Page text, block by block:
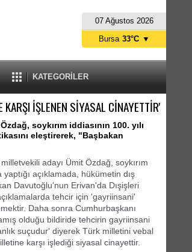
07 Ağustos 2026
KATEGORİLER
Bursa 33°C ▼
İŞLENEN SİYASAL CİNAYETTİR'
soykırım iddiasının 100. yılı
eleştirerek, "Başbakan
adayı Ümit Özdağ, soykırım
yaptığı açıklamada, hükümetin dış
Davutoğlu'nun Erivan'da Dışişleri
tehcir için 'gayriinsani'
Daha sonra Cumhurbaşkanı
olduğu bildiride tehcirin gayriinsani
suçudur' diyerek Türk milletini vebal
karşı işlediği siyasal cinayettir.